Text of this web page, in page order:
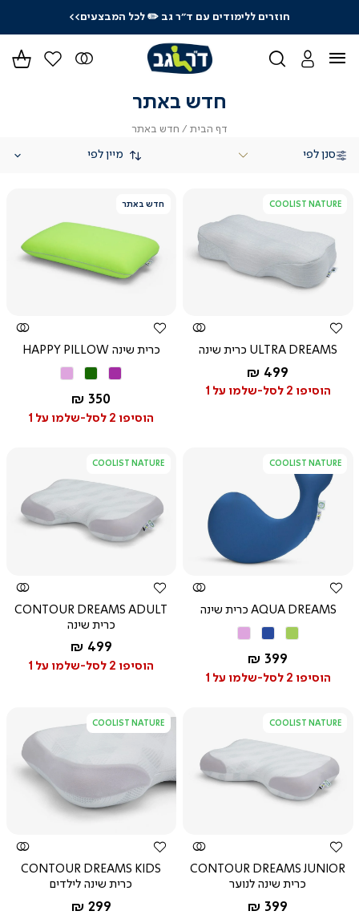
חוזרים ללימודים עם ד"ר גב✏️ לכל המבצעים>>
חדש באתר
דף הבית דףחדש באתרחדש
סנן לפי
COOLIST NATURE
צפייה
מהירה
ULTRA DREAMS כרית שינה
החל מ-
499 ₪
הוסיפו 2 לסל-שלמו על 1
חדש באתר
צפייה
כרית שינה HAPPY PILLOW
החל מ-
350 ₪
הוסיפו 2 לסל-שלמו על 1
COOLIST NATURE
AQUA DREAMS כרית שינה
החל מ-
399 ₪
הוסיפו 2 לסל-שלמו על 1
COOLIST NATURE
צפייה
CONTOUR DREAMS ADULT
כרית שינה
החל מ-
499 ₪
הוסיפו 2 לסל-שלמו על 1
COOLIST NATURE
צפייה
CONTOUR DREAMS JUNIOR
כרית שינה לנוער
החל מ-
399 ₪
COOLIST NATURE
מהירה
CONTOUR DREAMS KIDS
כרית שינה לילדים
החל מ-
299 ₪